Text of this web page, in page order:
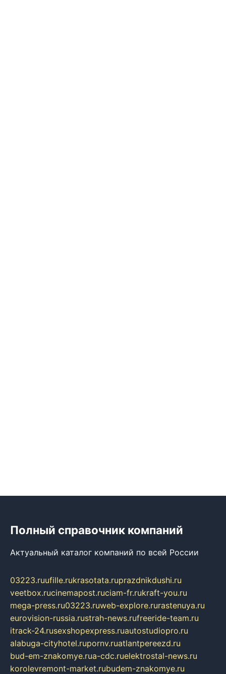
Полный справочник компаний
Актуальный каталог компаний по всей России
03223.ruufille.rukrasotata.ruprazdnikdushi.ru
veetbox.rucinemapost.ruciam-fr.rukraft-you.ru
mega-press.ru03223.ruweb-explore.rurastenuya.ru
eurovision-russia.rustrah-news.rufreeride-team.ru
itrack-24.rusexshopexpress.ruautostudiopro.ru
alabuga-cityhotel.rupornv.ruatlantpereezd.ru
bud-em-znakomye.rua-cdc.ruelektrostal-news.ru
korolevremont-market.rubudem-znakomye.ru